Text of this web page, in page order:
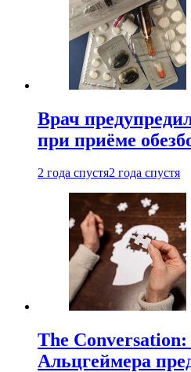
Врач
при приëме
2 года спустя2 года спустя
The Conversation:
Альцгеймера